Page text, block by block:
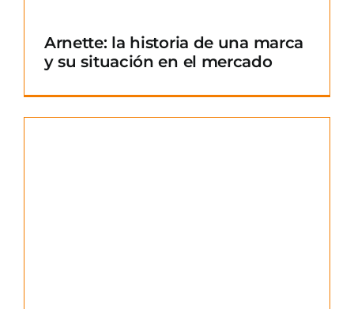
Arnette: la historia de una marca
y su situación en el mercado